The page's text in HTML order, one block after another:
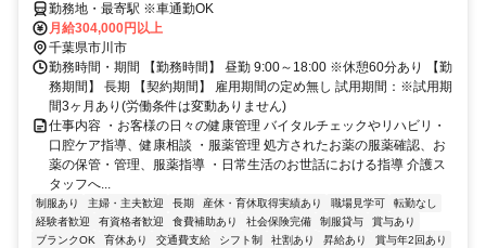
勤務地・最寄駅 ※車通勤OK
月給304,000円以上
千葉県市川市
勤務時間・期間 【勤務時間】 昼勤 9:00～18:00 ※休憩60分あり 【勤
務期間】 長期 【契約期間】 雇用期間の定め無し 試用期間：※試用期
間3ヶ月あり(労働条件は変動ありません)
仕事内容 ・お客様の日々の健康管理 バイタルチェックやリハビリ・
口腔ケア指導、健康相談 ・服薬管理 処方されたお薬の服薬確認、お
薬の保管・管理、服薬指導 ・日常生活のお世話における指導 介護ス
タッフへ...
制服あり 主婦・主夫歓迎 長期 産休・育休取得実績あり 職場見学可
転勤なし
経験者歓迎
有資格者歓迎 食費補助あり 社会保険完備 制服貸与
賞与あり
ブランクOK
育休あり 交通費支給 シフト制 社割あり 昇給あり
賞与年2回あり